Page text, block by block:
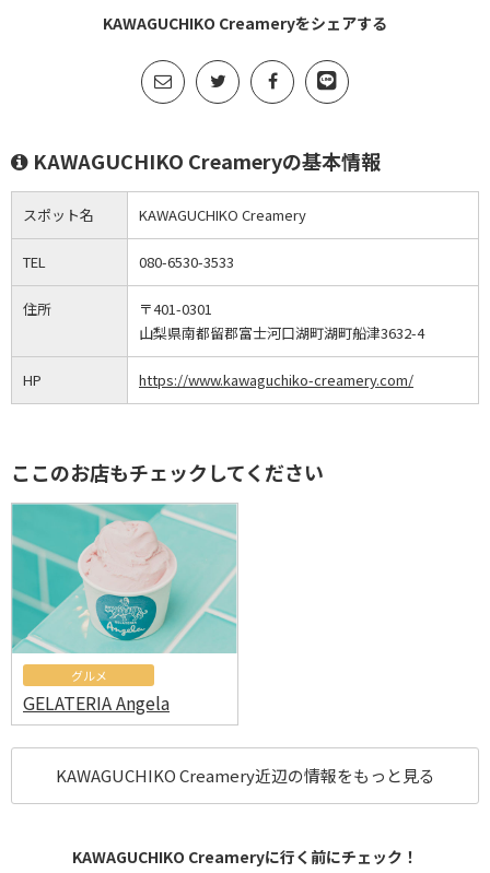
KAWAGUCHIKO Creameryをシェアする
KAWAGUCHIKO Creameryの基本情報
スポット名 KAWAGUCHIKO Creamery
TEL 080-6530-3533
住所
〒401-0301
山梨県南都留郡富士河口湖町湖町船津3632-4
HP https://www.kawaguchiko-creamery.com/
ここのお店もチェックしてください
グルメ
GELATERIA Angela
KAWAGUCHIKO Creamery近辺の情報をもっと見る
KAWAGUCHIKO Creameryに行く前にチェック！